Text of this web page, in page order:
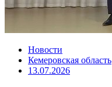
Новости
Кемеровская область
13.07.2026